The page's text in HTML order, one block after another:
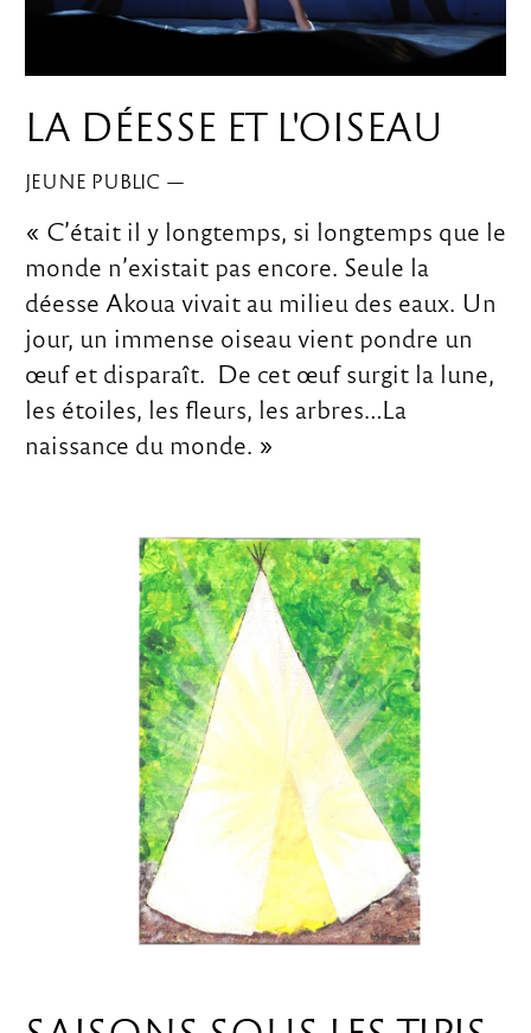
LA DÉESSE ET L'OISEAU
JEUNE PUBLIC —
« C’était il y longtemps, si longtemps que le
monde n’existait pas encore. Seule la
déesse Akoua vivait au milieu des eaux. Un
jour, un immense oiseau vient pondre un
œuf et disparaît. De cet œuf surgit la lune,
les étoiles, les fleurs, les arbres…La
naissance du monde. »